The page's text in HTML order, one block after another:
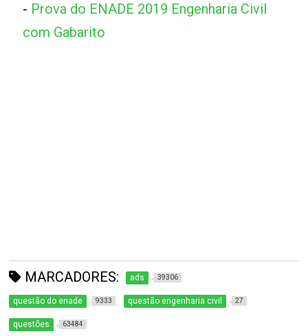
- Prova do ENADE 2019 Engenharia Civil
com Gabarito
MARCADORES: ads 39306
questão do enade 9333 questão engenharia civil 27
questões 63484